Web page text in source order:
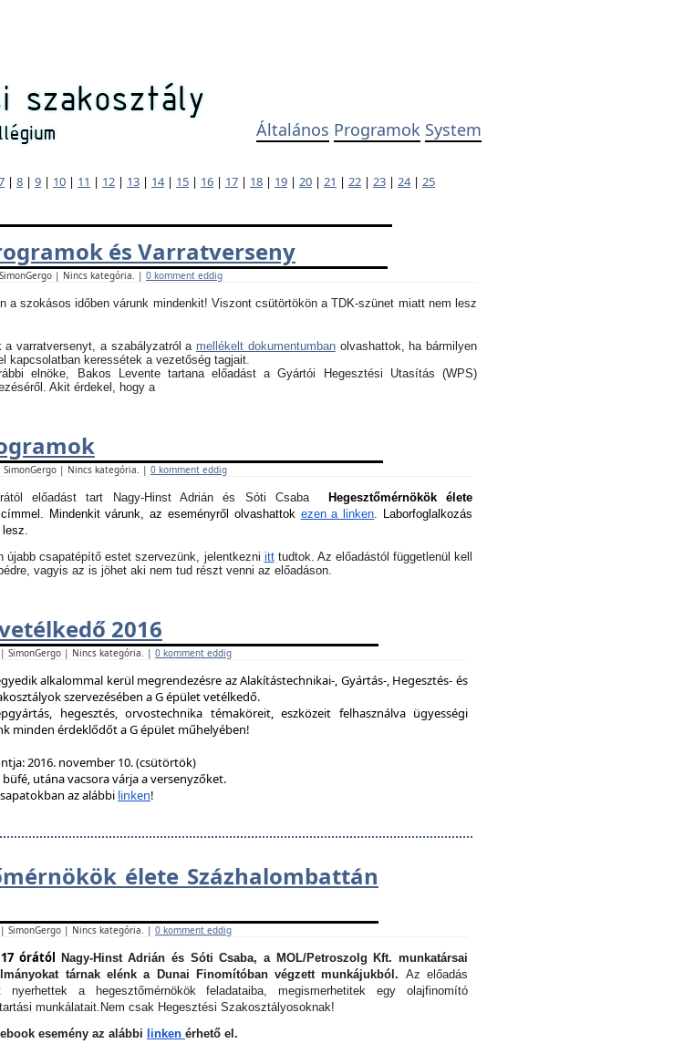
Általános Programok System
| 8 | 9 | 10 | 11 | 12 | 13 | 14| 15 | 16 | 17 | 18 | 19 | 20 | 21 | 22 | 23 | 24| 25
és Varratverseny
| Nincs kategória. | 0 komment eddig
a szokásos időben várunk mindenkit! Viszont csütörtökön a TDK-szünet miatt nem lesz
a varratversenyt, a szabályzatról a mellékelt dokumentumbanolvashattok, ha bármilyen
kapcsolatban keressétek a vezetőség tagjait.
elnöke, Bakos Levente tartana előadást a Gyártói Hegesztési Utasítás (WPS)
Akit érdekel, hogy a
| Nincs kategória. | 0 komment eddig
előadást tart Nagy-Hinst Adrián és Sóti Csaba
Hegesztőmérnökök élete
címmel. Mindenkit várunk, az eseményről olvashattok ezen a linken. Laborfoglalkozás
lesz.
újabb csapatépítő estet szervezünk, jelentkezni itttudtok. Az előadástól függetlenül kell
vagyis az is jöhet aki nem tud részt venni az előadáson.
2016
SimonGergo | Nincs kategória. | 0 komment eddig
alkalommal kerül megrendezésre az Alakítástechnikai-, Gyártás-, Hegesztés- és
szervezésében a G épület vetélkedő.
hegesztés, orvostechnika témaköreit, eszközeit felhasználva ügyességi
minden érdeklődőt a G épület műhelyében!
2016. november 10. (csütörtök)
utána vacsora várja a versenyzőket.
az alábbi linken!
élete Százhalombattán
SimonGergo | Nincs kategória. | 0 komment eddig
órától
Nagy-Hinst Adrián és Sóti Csaba, a MOL/Petroszolg Kft. munkatársai
tárnak elénk a Dunai Finomítóban végzett munkájukból. Az előadás
nyerhettek a hegesztőmérnökök feladataiba, megismerhetitek egy olajfinomító
munkálatait.Nem csak Hegesztési Szakosztályosoknak!
esemény az alábbi
linken érhető el.